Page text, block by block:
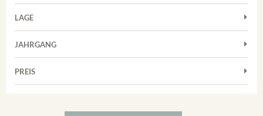
Weißwein
Chardonnay
Grauburgunder
Riesling
LAGE
Achkarrer Schlossberg
Vorderer Winklerberg
Winklerberg Hinter Winklen
JAHRGANG
PREIS